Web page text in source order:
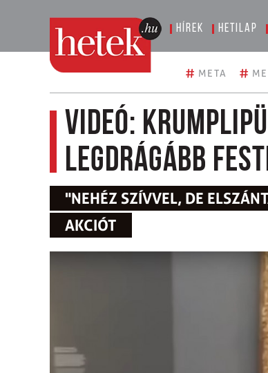
Hírek Hetilap
# META #
Videó:
legdrágább
"NEHÉZ SZÍVVEL, DE
AKCIÓT